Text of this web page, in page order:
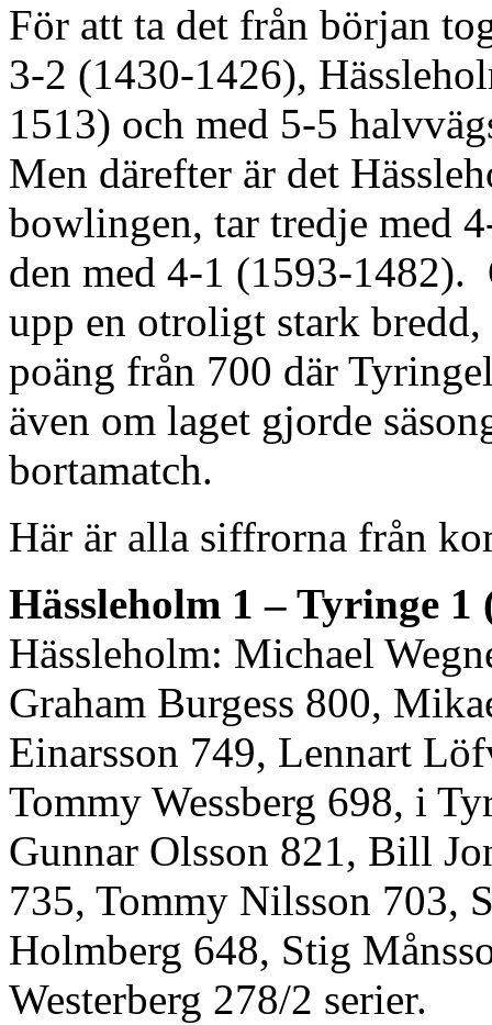
För att ta det från början
3-2 (1430-1426),
1513) och med 5-5
Men därefter är det
bowlingen, tar tredje med
den med 4-1 (1593-1482).
upp en otroligt stark
poäng från 700 där
även om laget gjorde
bortamatch.
Här är alla siffrorna från
Hässleholm 1 – Tyringe 1
Hässleholm: Michael
Graham Burgess 800,
Einarsson 749, Lennart
Tommy Wessberg 698, i
Gunnar Olsson 821, Bill
735, Tommy Nilsson 703,
Holmberg 648, Stig
Westerberg 278/2 serier.